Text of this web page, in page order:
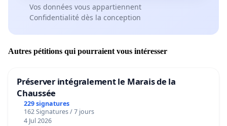
Vos données vous appartiennent
Confidentialité dès la conception
Autres pétitions qui pourraient vous intéresser
Préserver intégralement le Marais de la
Chaussée
229 signatures
162 Signatures / 7 jours
4 Jul 2026